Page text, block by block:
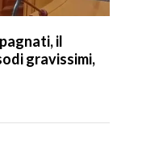
il
gravissimi,